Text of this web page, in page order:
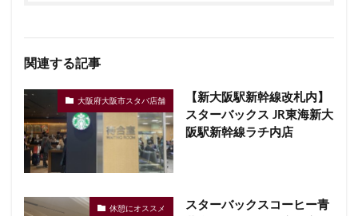
関連する記事
大阪府大阪市スタバ店舗
【新大阪駅新幹線改札内】
スターバックス JR東海新大
阪駅新幹線ラチ内店
休憩にオススメ
スターバックスコーヒー青